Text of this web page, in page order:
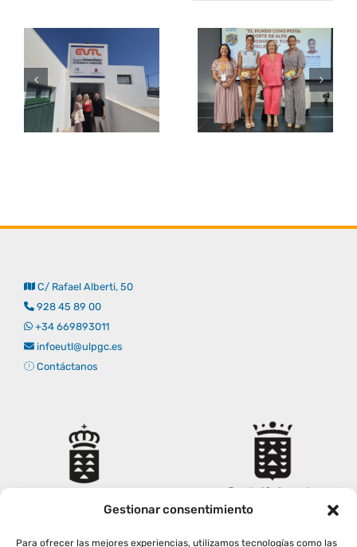
Gestionar consentimiento
Para ofrecer las mejores experiencias, utilizamos tecnologías como las
C/ Rafael Alberti, 50
928 45 89 00
+34 669893011
infoeutl@ulpgc.es
Contáctanos